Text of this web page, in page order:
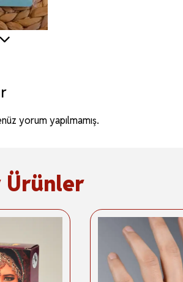
yorum yapılmamış.
Ürünler